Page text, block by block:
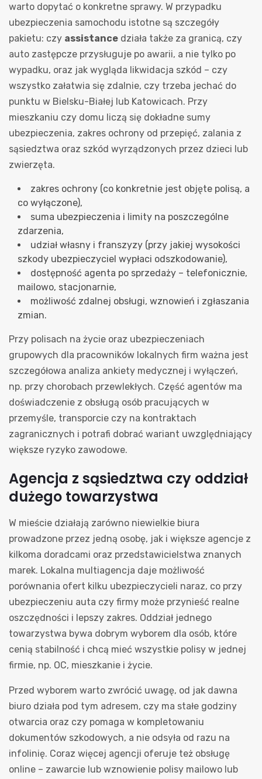
warto dopytać o konkretne sprawy. W przypadku
ubezpieczenia samochodu istotne są szczegóły
pakietu: czy assistance działa także za granicą, czy
auto zastępcze przysługuje po awarii, a nie tylko po
wypadku, oraz jak wygląda likwidacja szkód – czy
wszystko załatwia się zdalnie, czy trzeba jechać do
punktu w Bielsku-Białej lub Katowicach. Przy
mieszkaniu czy domu liczą się dokładne sumy
ubezpieczenia, zakres ochrony od przepięć, zalania z
sąsiedztwa oraz szkód wyrządzonych przez dzieci lub
zwierzęta.
zakres ochrony (co konkretnie jest objęte polisą, a
co wyłączone),
suma ubezpieczenia i limity na poszczególne
zdarzenia,
udział własny i franszyzy (przy jakiej wysokości
szkody ubezpieczyciel wypłaci odszkodowanie),
dostępność agenta po sprzedaży – telefonicznie,
mailowo, stacjonarnie,
możliwość zdalnej obsługi, wznowień i zgłaszania
zmian.
Przy polisach na życie oraz ubezpieczeniach
grupowych dla pracowników lokalnych firm ważna jest
szczegółowa analiza ankiety medycznej i wyłączeń,
np. przy chorobach przewlekłych. Część agentów ma
doświadczenie z obsługą osób pracujących w
przemyśle, transporcie czy na kontraktach
zagranicznych i potrafi dobrać wariant uwzględniający
większe ryzyko zawodowe.
Agencja z sąsiedztwa czy oddział
dużego towarzystwa
W mieście działają zarówno niewielkie biura
prowadzone przez jedną osobę, jak i większe agencje z
kilkoma doradcami oraz przedstawicielstwa znanych
marek. Lokalna multiagencja daje możliwość
porównania ofert kilku ubezpieczycieli naraz, co przy
ubezpieczeniu auta czy firmy może przynieść realne
oszczędności i lepszy zakres. Oddział jednego
towarzystwa bywa dobrym wyborem dla osób, które
cenią stabilność i chcą mieć wszystkie polisy w jednej
firmie, np. OC, mieszkanie i życie.
Przed wyborem warto zwrócić uwagę, od jak dawna
biuro działa pod tym adresem, czy ma stałe godziny
otwarcia oraz czy pomaga w kompletowaniu
dokumentów szkodowych, a nie odsyła od razu na
infolinię. Coraz więcej agencji oferuje też obsługę
online – zawarcie lub wznowienie polisy mailowo lub